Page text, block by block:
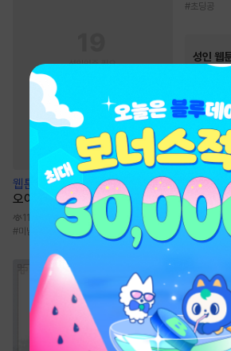
웹툰
TRICK or LOVE! (트릭
오어 러브!)
117.7만
#미남수 동거 다정수 키작공 #자낮공
#초딩공
성인 웹
인기 키
#능욕
#
다정
#능글남
#스테
# 여성
# 모럴
#하드
#삼각